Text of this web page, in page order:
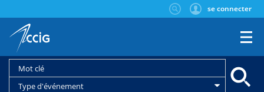
se connecter
Type d'événement